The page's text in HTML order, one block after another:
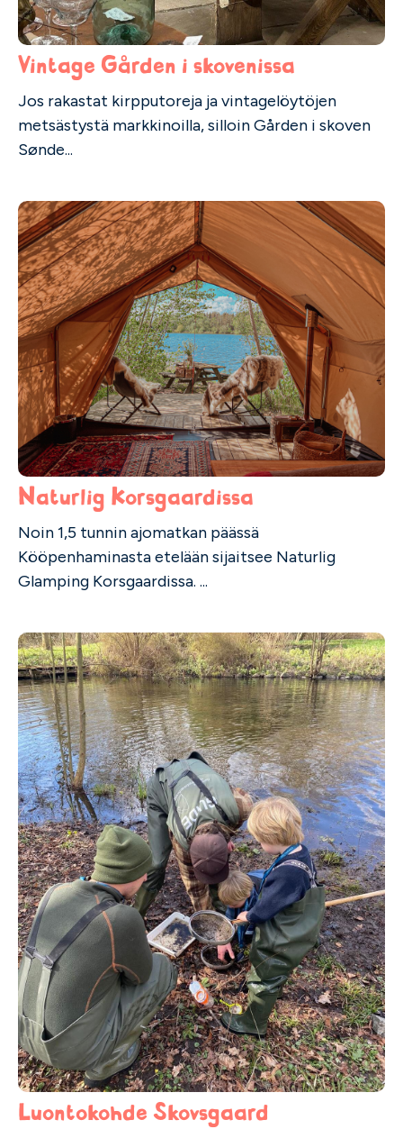
Vintage Gården i skovenissa
Jos rakastat kirpputoreja ja vintagelöytöjen
metsästystä markkinoilla, silloin Gården i skoven
Sønde...
Naturlig Korsgaardissa
Noin 1,5 tunnin ajomatkan päässä
Kööpenhaminasta etelään sijaitsee Naturlig
Glamping Korsgaardissa. ...
Luontokohde Skovsgaard